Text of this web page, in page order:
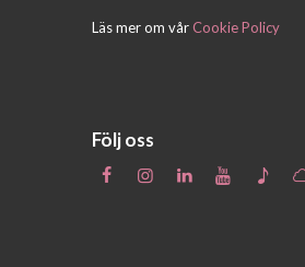
Läs mer om vårCookie Policy
Följ oss